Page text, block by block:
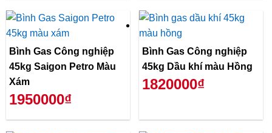
Bình Gas Công nghiệp
45kg Saigon Petro Màu
Xám
1950000₫
Bình Gas Công nghiệp
45kg Dầu khí màu Hồng
1820000₫